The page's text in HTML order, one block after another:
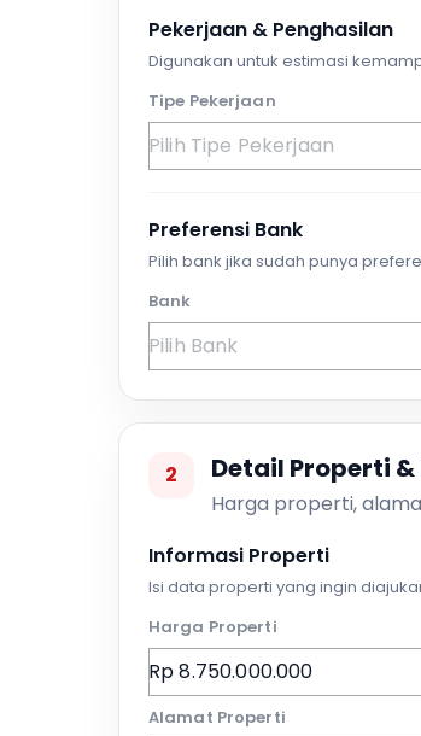
Pekerjaan & Penghasilan
Digunakan untuk estimasi
Tipe Pekerjaan
Preferensi Bank
Pilih bank jika sudah punya
Bank
2 Detail Properti
Harga properti,
Informasi Properti
Isi data properti yang ingin
Harga Properti
Alamat Properti